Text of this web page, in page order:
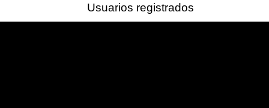
Usuarios registrados